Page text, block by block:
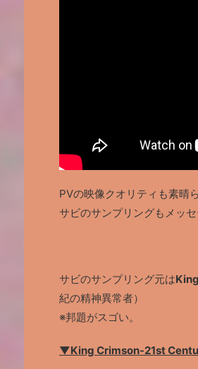
PVの映像クオリティも素晴
サビのサンプリングもメッ
サビのサンプリング元は
紀の精神異常者）
※邦題がスゴい。
▼King Crimson-21st